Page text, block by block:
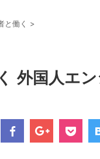
と働く >
外国人エ